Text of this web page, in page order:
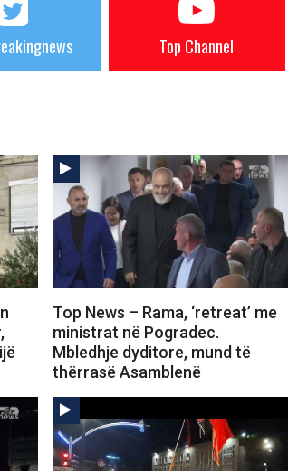
Top Channel
Top News – Rama, ‘retreat’ me
ministrat në Pogradec.
Mbledhje dyditore, mund të
thërrasë Asamblenë